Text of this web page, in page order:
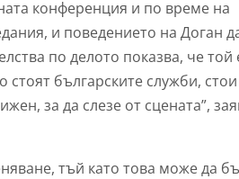
конференция и по време на
и поведението на Доган
по делото показва, че той
българските служби, стои
за да слезе от сцената”,
тъй като това може да